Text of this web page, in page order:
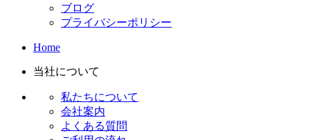
ブログ
プライバシーポリシー
Home
当社について
私たちについて
会社案内
よくある質問